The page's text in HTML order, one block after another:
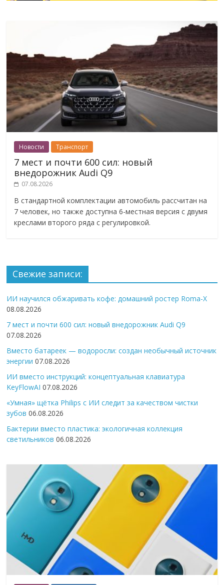
Новости Транспорт
7 мест и почти 600 сил: новый
внедорожник Audi Q9
07.08.2026
В стандартной комплектации автомобиль рассчитан на
7 человек, но также доступна 6-местная версия с двумя
креслами второго ряда с регулировкой.
Свежие записи:
ИИ научился обжаривать кофе: домашний ростер Roma-X
08.08.2026
7 мест и почти 600 сил: новый внедорожник Audi Q9
07.08.2026
Вместо батареек — водоросли: создан необычный источник
энергии 07.08.2026
ИИ вместо инструкций: концептуальная клавиатура
KeyFlowAI 07.08.2026
«Умная» щётка Philips с ИИ следит за качеством чистки
зубов 06.08.2026
Бактерии вместо пластика: экологичная коллекция
светильников 06.08.2026